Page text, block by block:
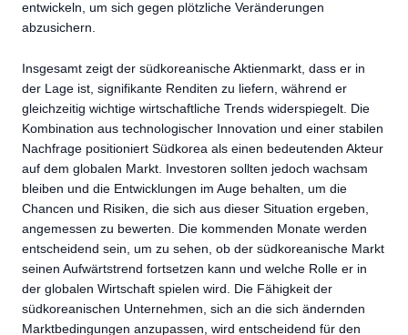
entwickeln, um sich gegen plötzliche Veränderungen
abzusichern.
Insgesamt zeigt der südkoreanische Aktienmarkt, dass er in
der Lage ist, signifikante Renditen zu liefern, während er
gleichzeitig wichtige wirtschaftliche Trends widerspiegelt. Die
Kombination aus technologischer Innovation und einer stabilen
Nachfrage positioniert Südkorea als einen bedeutenden Akteur
auf dem globalen Markt. Investoren sollten jedoch wachsam
bleiben und die Entwicklungen im Auge behalten, um die
Chancen und Risiken, die sich aus dieser Situation ergeben,
angemessen zu bewerten. Die kommenden Monate werden
entscheidend sein, um zu sehen, ob der südkoreanische Markt
seinen Aufwärtstrend fortsetzen kann und welche Rolle er in
der globalen Wirtschaft spielen wird. Die Fähigkeit der
südkoreanischen Unternehmen, sich an die sich ändernden
Marktbedingungen anzupassen, wird entscheidend für den